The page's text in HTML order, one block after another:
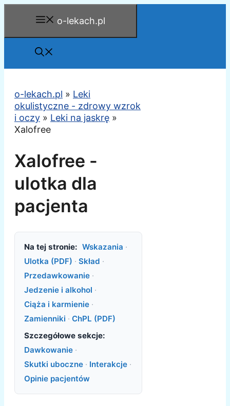
o-lekach.pl
o-lekach.pl » Leki
okulistyczne - zdrowy wzrok
i oczy » Leki na jaskrę »
Xalofree
Xalofree -
ulotka dla
pacjenta
Na tej stronie: Wskazania ·
Ulotka (PDF) · Skład ·
Przedawkowanie ·
Jedzenie i alkohol ·
Ciąża i karmienie ·
Zamienniki · ChPL (PDF)
Szczegółowe sekcje:
Dawkowanie ·
Skutki uboczne · Interakcje ·
Opinie pacjentów